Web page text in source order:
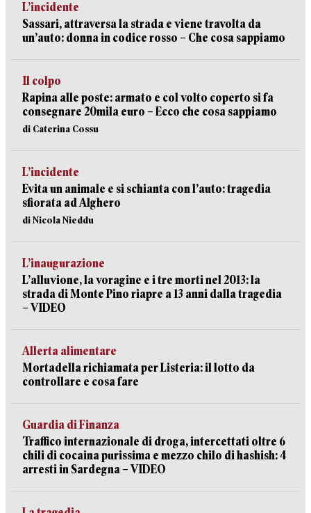
L’incidente
Sassari, attraversa la strada e viene travolta da
un’auto: donna in codice rosso – Che cosa sappiamo
Il colpo
Rapina alle poste: armato e col volto coperto si fa
consegnare 20mila euro – Ecco che cosa sappiamo
di Caterina Cossu
L’incidente
Evita un animale e si schianta con l’auto: tragedia
sfiorata ad Alghero
di Nicola Nieddu
L’inaugurazione
L’alluvione, la voragine e i tre morti nel 2013: la
strada di Monte Pino riapre a 13 anni dalla tragedia
– VIDEO
Allerta alimentare
Mortadella richiamata per Listeria: il lotto da
controllare e cosa fare
Guardia di Finanza
Traffico internazionale di droga, intercettati oltre 6
chili di cocaina purissima e mezzo chilo di hashish: 4
arresti in Sardegna – VIDEO